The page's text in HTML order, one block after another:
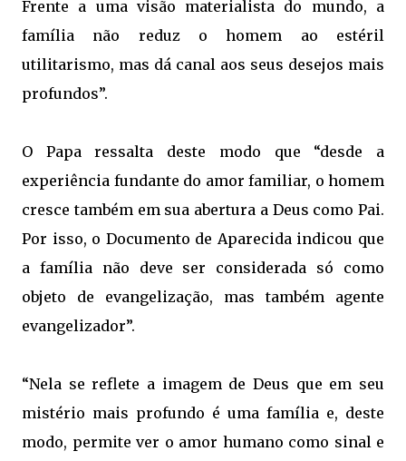
Frente a uma visão materialista do mundo, a
família não reduz o homem ao estéril
utilitarismo, mas dá canal aos seus desejos mais
profundos”.
O Papa ressalta deste modo que “desde a
experiência fundante do amor familiar, o homem
cresce também em sua abertura a Deus como Pai.
Por isso, o Documento de Aparecida indicou que
a família não deve ser considerada só como
objeto de evangelização, mas também agente
evangelizador”.
“Nela se reflete a imagem de Deus que em seu
mistério mais profundo é uma família e, deste
modo, permite ver o amor humano como sinal e